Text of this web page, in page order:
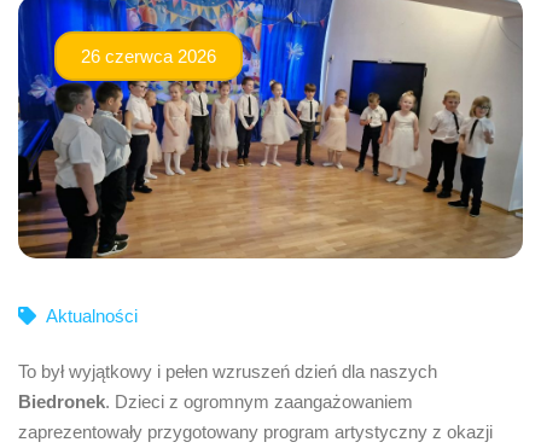
26 czerwca 2026
Aktualności
To był wyjątkowy i pełen wzruszeń dzień dla naszych
Biedronek. Dzieci z ogromnym zaangażowaniem
zaprezentowały przygotowany program artystyczny z okazji